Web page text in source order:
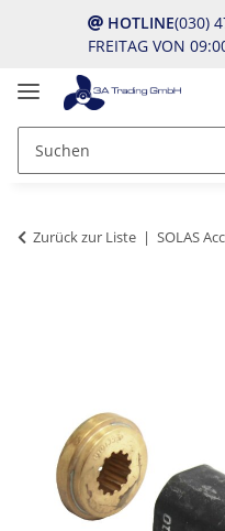
HOTLINE(030)
FREITAG VON
Zurück zur Liste SOLAS